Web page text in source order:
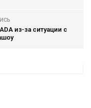
из-за ситуации с